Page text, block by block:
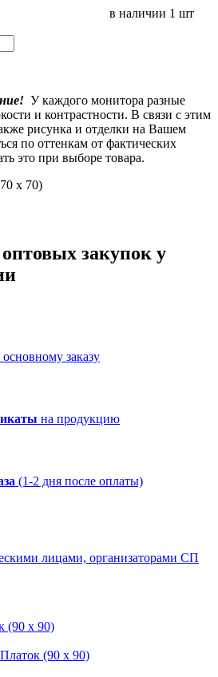
в наличии 1 шт
У каждого монитора разные
и контрастности. В связи с этим
рисунка и отделки на Вашем
по оттенкам от фактических
это при выборе товара.
x 70)
закупок у
основному заказу
на продукцию
(1-2 дня после оплаты)
лицами, организаторами СП
(90 х 90)